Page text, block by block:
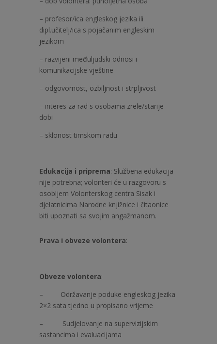
– profesor/ica engleskog jezika ili
dipl.učitelj/ica s pojačanim engleskim
jezikom
– razvijeni međuljudski odnosi i
komunikacijske vještine
– odgovornost, ozbiljnost i strpljivost
– interes za rad s osobama zrele/starije
dobi
– sklonost timskom radu
Edukacija i priprema: Službena edukacija
nije potrebna; volonteri će u razgovoru s
osobljem Volonterskog centra Sisak i
djelatnicima Narodne knjižnice i čitaonice
biti upoznati sa svojim angažmanom.
Prava i obveze volontera:
Obveze volontera:
– Održavanje poduke engleskog jezika
2×2 sata tjedno u propisano vrijeme
–
Sudjelovanje na supervizijskim
sastancima i evaluacijama